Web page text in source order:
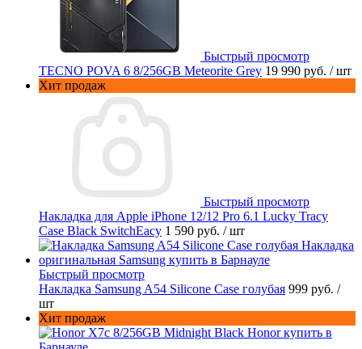
Быстрый просмотр
TECNO POVA 6 8/256GB Meteorite Grey 19 990 руб. / шт
Хит продаж
Быстрый просмотр
Накладка для Apple iPhone 12/12 Pro 6.1 Lucky Tracy
Case Black SwitchEacy 1 590 руб. / шт
Быстрый просмотр
Накладка Samsung A54 Silicone Case голубая 999 руб. /
шт
Хит продаж